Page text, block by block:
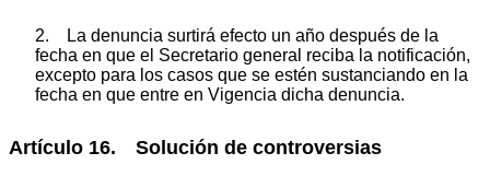
2. La denuncia surtirá efecto un año después de la
fecha en que el Secretario general reciba la notificación,
excepto para los casos que se estén sustanciando en la
fecha en que entre en Vigencia dicha denuncia.
Artículo 16. Solución de controversias